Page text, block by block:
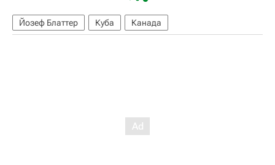
Йозеф Блаттер Куба Канада